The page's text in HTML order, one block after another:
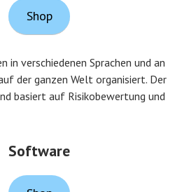
Shop
in verschiedenen Sprachen und an
der ganzen Welt organisiert. Der
basiert auf Risikobewertung und
Software